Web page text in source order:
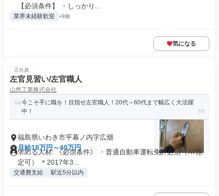
【必須条件】 ・しっかり...
業界未経験歓迎 +9個
気になる
正社員
左官見習い/左官職人
山悠工業株式会社
今こそ手に職を！目指せ左官職人！20代～60代まで幅広く大活躍
中！
福島県いわき市平幕ノ内字広畑
月給18万円～40万円
求める人材: 《必須条件》 ・普通自動車運転免許必須（AT限
定可） ＊2017年3...
交通費支給 駅近5分以内